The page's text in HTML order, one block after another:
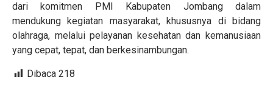
dari komitmen PMI Kabupaten Jombang dalam
mendukung kegiatan masyarakat, khususnya di bidang
olahraga, melalui pelayanan kesehatan dan kemanusiaan
yang cepat, tepat, dan berkesinambungan.
Dibaca 218